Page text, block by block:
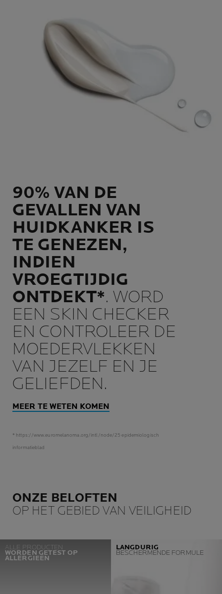
90% VAN DE
GEVALLEN VAN
HUIDKANKER IS
TE GENEZEN,
INDIEN
VROEGTIJDIG
ONTDEKT*. WORD
EEN SKIN CHECKER
EN CONTROLEER DE
MOEDERVLEKKEN
VAN JEZELF EN JE
GELIEFDEN.
MEER TE WETEN KOMEN
* https://www.euromelanoma.org/intl/node/25 epidemiologisch
informatieblad
ONZE BELOFTEN
OP HET GEBIED VAN VEILIGHEID
ALLE PRODUCTEN
WORDEN GETEST OP
ALLERGIEËN
LANGDURIG
BESCHERMENDE FORMULE